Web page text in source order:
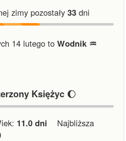
zimy pozostały 33 dni
14 lutego to Wodnik ♒︎
Księżyc 🌔
11.0 dni Najbliższa